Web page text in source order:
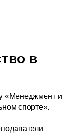
в
«Менеджмент и
спорте».